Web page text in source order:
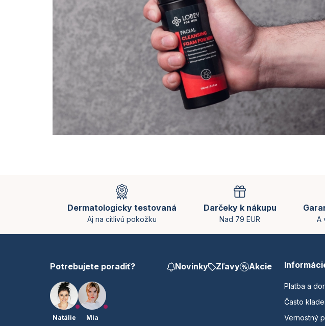
i
Dermatologicky testovaná
Aj na citlivú pokožku
Darčeky k nákupu
Nad 79 EUR A
Potrebujete poradiť?
Natálie Mia
Novinky Zľavy Akcie
Platba a
Často
Vernostný